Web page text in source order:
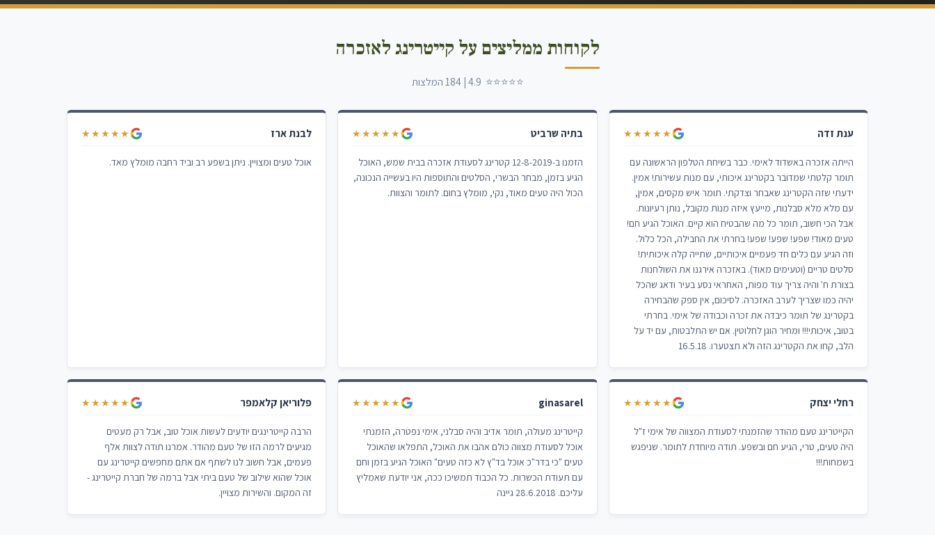
לקוחות ממליצים על קייטרינג לאזכרה
⭐⭐⭐⭐⭐ 4.9 | 184 המלצות
ענת זדה ★★★★★
הייתה אזכרה באשדוד לאימי. כבר בשיחת הטלפון הראשונה עם
תומר קלטתי שמדובר בקטרינג איכותי, עם מנות עשירות! אמין.
ידעתי שזה הקטרינג שאבחר וצדקתי. תומר איש מקסים, אמין,
עם מלא מלא סבלנות, מייעץ איזה מנות מקובל, נותן רעיונות.
אבל הכי חשוב, תומר כל מה שהבטיח הוא קיים. האוכל הגיע חם!
טעים מאוד! שפע! שפע! שפע! בחרתי את החבילה, הכל כלול.
וזה הגיע עם כלים חד פעמיים איכותיים, שתייה קלה איכותית!
סלטים טריים (וטעימים מאוד). באזכרה אירגנו את השולחנות
בצורת ח' והיה צריך עוד מפות, האחראי נסע בעיר ודאג שהכל
יהיה כמו שצריך לערב האזכרה. לסיכום, אין ספק שהבחירה
בקטרינג של תומר כיבדה את זכרה וכבודה של אימי. בחרתי
בטוב, איכותי!!! ומחיר הוגן לחלוטין. אם יש התלבטות, עם יד על
הלב, קחו את הקטרינג הזה ולא תצטערו. 16.5.18
בתיה שרביט ★★★★★
הזמנו ב-12-8-2019 קטרינג לסעודת אזכרה בבית שמש, האוכל
הגיע בזמן, מבחר הבשרי, הסלטים והתוספות היו בעשייה הנכונה,
הכול היה טעים מאוד, נקי, מומלץ בחום. לתומר והצוות.
לבנת ארז ★★★★★
אוכל טעים ומצויין. ניתן בשפע רב וביד רחבה מומלץ מאד.
רחלי יצחק ★★★★★
הקייטרינג טעם מהודר שהזמנתי לסעודת המצווה של אימי ז"ל
היה טעים, טרי, הגיע חם ובשפע. תודה מיוחדת לתומר. שניפגש
בשמחות!!!
ginasarel
★★★★★
קייטרינג מעולה, תומר אדיב והיה סבלני, אימי נפטרה, הזמנתי
אוכל לסעודת מצווה כולם אהבו את האוכל, התפלאו שהאוכל
טעים "כי בדר"כ אוכל בד"ץ לא כזה טעים" האוכל הגיע בזמן וחם
עם תעודת הכשרות. כל הכבוד תמשיכו ככה, אני יודעת שאמליץ
עליכם. 28.6.2018 גיינה
פלוריאן קלאמפר ★★★★★
הרבה קייטרינגים יודעים לעשות אוכל טוב, אבל רק מעטים
מגיעים לרמה הזו של טעם מהודר. אמרנו תודה לצוות אלף
פעמים, אבל חשוב לנו לשתף אם אתם מחפשים קייטרינג עם
אוכל שהוא שילוב של טעם ביתי אבל ברמה של חברת קייטרינג -
זה המקום. והשירות מצויין.